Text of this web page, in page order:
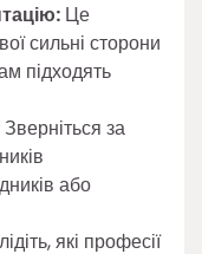
Це
сильні сторони
підходять
Зверніться за
або
які професії